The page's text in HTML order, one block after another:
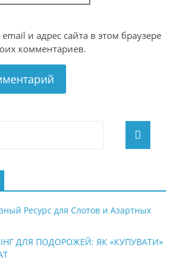
и адрес сайта в этом браузере
комментариев.
Ресурс для Слотов и Азартных
ДЛЯ ПОДОРОЖЕЙ: ЯК «КУПУВАТИ»